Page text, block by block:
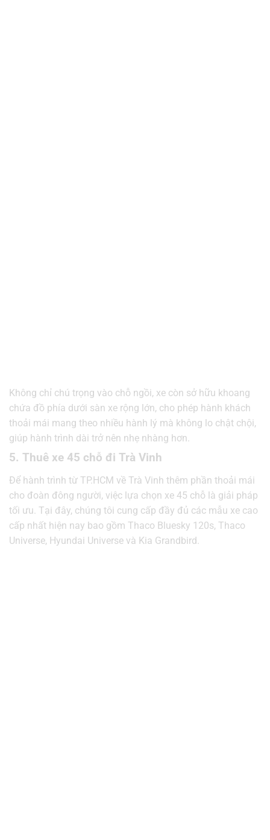
Không chỉ chú trọng vào chỗ ngồi, xe còn sở hữu khoang
chứa đồ phía dưới sàn xe rộng lớn, cho phép hành khách
thoải mái mang theo nhiều hành lý mà không lo chật chội,
giúp hành trình dài trở nên nhẹ nhàng hơn.
5. Thuê xe 45 chỗ đi Trà Vinh
Để hành trình từ TP.HCM về Trà Vinh thêm phần thoải mái
cho đoàn đông người, việc lựa chọn xe 45 chỗ là giải pháp
tối ưu. Tại đây, chúng tôi cung cấp đầy đủ các mẫu xe cao
cấp nhất hiện nay bao gồm Thaco Bluesky 120s, Thaco
Universe, Hyundai Universe và Kia Grandbird.